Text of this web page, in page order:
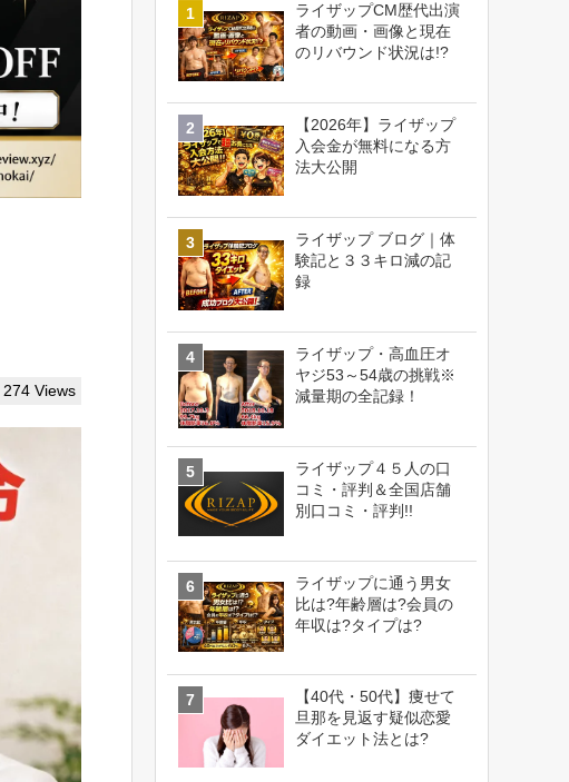
274 Views
ライザップCM歴代出演
者の動画・画像と現在
のリバウンド状況は!?
【2026年】ライザップ
入会金が無料になる方
法大公開
ライザップ ブログ｜体
験記と３３キロ減の記
録
ライザップ・高血圧オ
ヤジ53～54歳の挑戦※
減量期の全記録！
ライザップ４５人の口
コミ・評判＆全国店舗
別口コミ・評判!!
ライザップに通う男女
比は?年齢層は?会員の
年収は?タイプは?
【40代・50代】痩せて
旦那を見返す疑似恋愛
ダイエット法とは?